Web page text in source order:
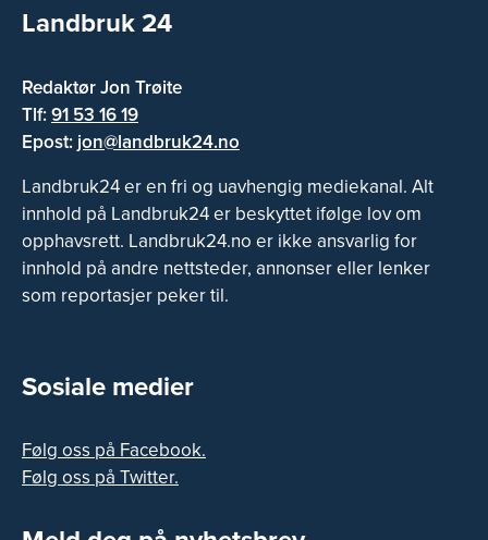
Landbruk 24
Redaktør Jon Trøite
Tlf:91 53 16 19
Epost: jon@landbruk24.no
Landbruk24 er en fri og uavhengig mediekanal. Alt
innhold på Landbruk24 er beskyttet ifølge lov om
opphavsrett. Landbruk24.no er ikke ansvarlig for
innhold på andre nettsteder, annonser eller lenker
som reportasjer peker til.
Sosiale medier
Følg oss på Facebook.
Følg oss på Twitter.